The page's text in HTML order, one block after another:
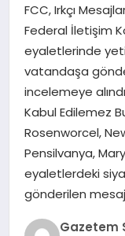
EKONOMI
SAĞLIK
DÜNYA
EĞITIM
FCC, Irkçı
Federal İletişim
eyaletlerinde
vatandaşa
incelemeye
Kabul Edilemez
Rosenworcel,
Pensilvanya,
eyaletlerdeki
gönderilen
Gazetem